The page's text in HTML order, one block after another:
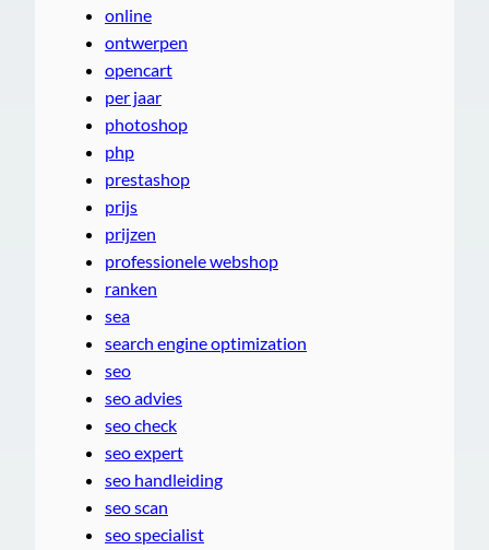
online
ontwerpen
opencart
per jaar
photoshop
php
prestashop
prijs
prijzen
professionele webshop
ranken
sea
search engine optimization
seo
seo advies
seo check
seo expert
seo handleiding
seo scan
seo specialist